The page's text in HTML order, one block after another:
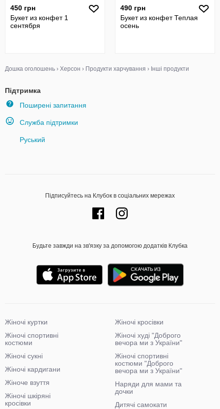
450 грн
Букет из конфет 1
сентября
490 грн
Букет из конфет Теплая
осень
Дошка оголошень › Херсон › Продукти харчування › Інші продукти
Підтримка
Поширені запитання
Служба підтримки
Руський
Підписуйтесь на Клубок в соціальних мережах
Будьте завжди на зв'язку за допомогою додатків Клубка
Жіночі куртки
Жіночі спортивні
костюми
Жіночі сукні
Жіночі кардигани
Жіноче взуття
Жіночі шкіряні
кросівки
Жіночі кросівки
Жіночі худі "Доброго
вечора ми з України"
Жіночі спортивні
костюми "Доброго
вечора ми з України"
Наряди для мами та
дочки
Дитячі самокати